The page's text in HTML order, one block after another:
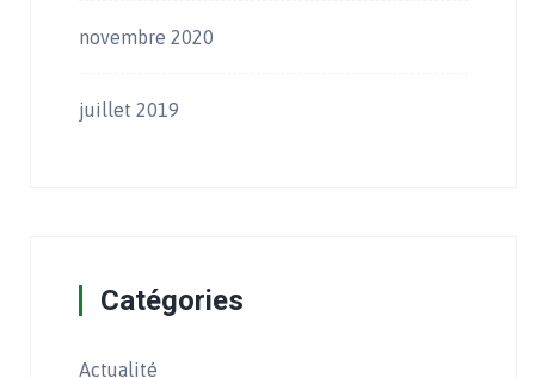
novembre 2020
juillet 2019
Catégories
Actualité